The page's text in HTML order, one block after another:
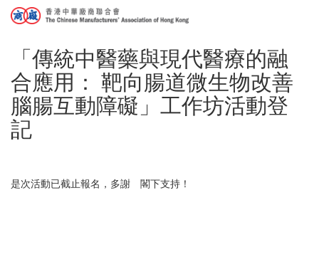
「傳統中醫藥與現代醫療的融
合應用： 靶向腸道微生物改善
腦腸互動障礙」工作坊活動登
記
是次活動已截止報名，多謝 閣下支持！